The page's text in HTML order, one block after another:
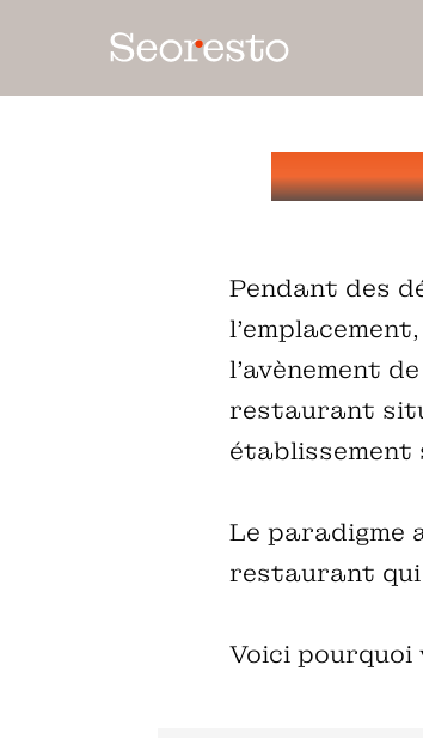
Pendant des
l'avènement
restaurant
établissement
Le paradigme
restaurant qui
Voici